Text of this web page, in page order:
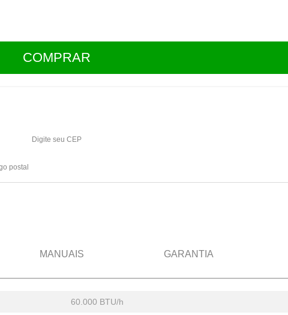
COMPRAR
Digite seu CEP
postal
MANUAIS GARANTIA
60.000 BTU/h